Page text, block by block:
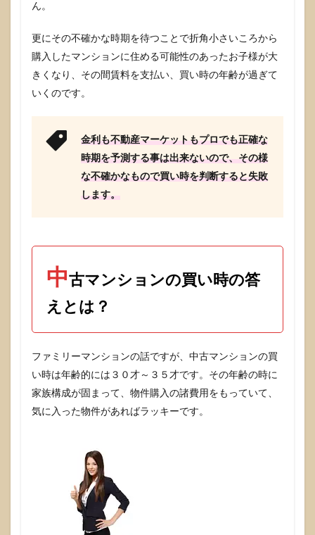
ん。
更にその不確かな時期を待つことで折角小さいころから
購入したマンションに住める可能性のあったお子様が大
きくなり、その間賃料を支払い、買い時の年齢が過ぎて
いくのです。
金利も不動産マーケットもプロでも正確な
時期を予測する事は出来ないので、その様
な不確かなもので買い時を判断すると失敗
します。
中古マンションの買い時の答
えとは？
ファミリーマンションの話ですが、中古マンションの買
い時は年齢的には３０才～３５才です。その年齢の時に
家族構成が固まって、物件購入の諸費用をもっていて、
気に入った物件があればラッキーです。